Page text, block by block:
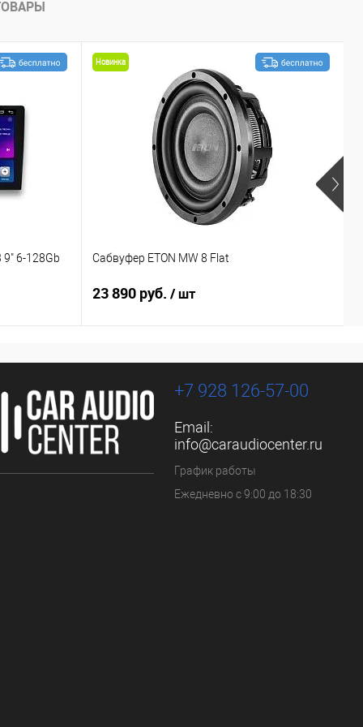
9" 6-128Gb
Новинка
Сабвуфер ETON MW 8 Flat
23 890 руб. / шт
+7 928 126-57-00
Email:
info@caraudiocenter.ru
График работы
Ежедневно с 9:00 до 18:30